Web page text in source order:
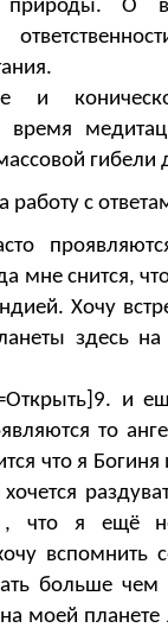
природы. О
время
гибели
работу с
мне снится,
Хочу
здесь
и
то
что я Богиня
, что я ещё
вспомнить
больше чем
моей